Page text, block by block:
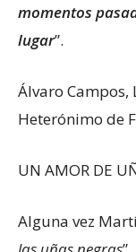
momentos
lugar”.
Álvaro Campos,
Heterónimo de
UN AMOR DE
Alguna vez